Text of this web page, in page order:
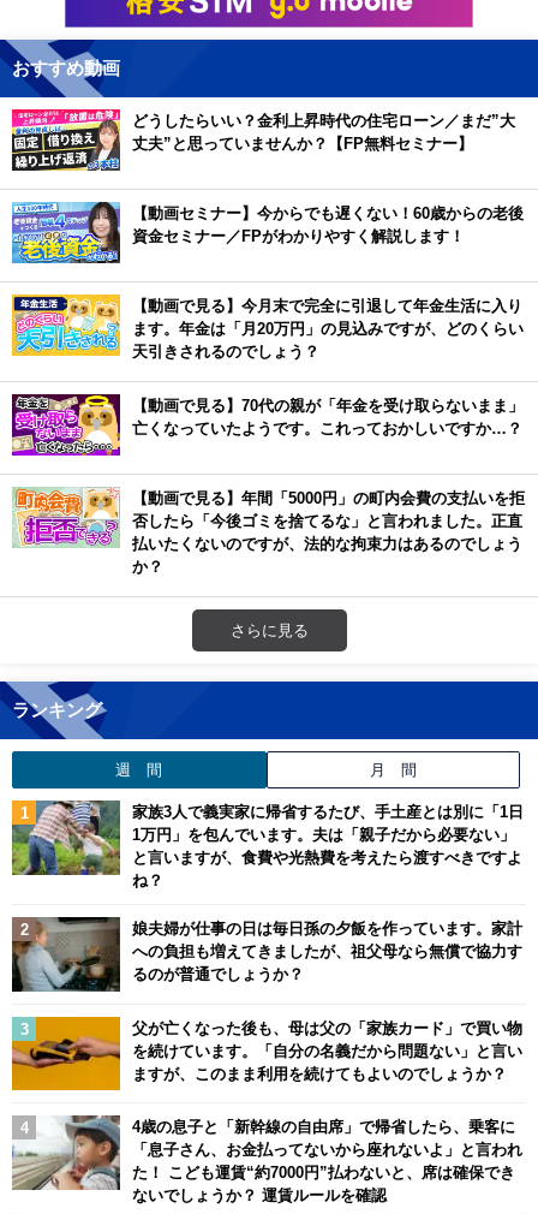
おすすめ動画
どうしたらいい？金利上昇時代の住宅ローン／まだ”大
丈夫”と思っていませんか？【FP無料セミナー】
【動画セミナー】今からでも遅くない！60歳からの老後
資金セミナー／FPがわかりやすく解説します！
【動画で見る】今月末で完全に引退して年金生活に入り
ます。年金は「月20万円」の見込みですが、どのくらい
天引きされるのでしょう？
【動画で見る】70代の親が「年金を受け取らないまま」
亡くなっていたようです。これっておかしいですか…？
【動画で見る】年間「5000円」の町内会費の支払いを拒
否したら「今後ゴミを捨てるな」と言われました。正直
払いたくないのですが、法的な拘束力はあるのでしょう
か？
さらに見る
ランキング
週 間 月 間
家族3人で義実家に帰省するたび、手土産とは別に「1日
1万円」を包んでいます。夫は「親子だから必要ない」
と言いますが、食費や光熱費を考えたら渡すべきですよ
ね？
娘夫婦が仕事の日は毎日孫の夕飯を作っています。家計
への負担も増えてきましたが、祖父母なら無償で協力す
るのが普通でしょうか？
父が亡くなった後も、母は父の「家族カード」で買い物
を続けています。「自分の名義だから問題ない」と言い
ますが、このまま利用を続けてもよいのでしょうか？
4歳の息子と「新幹線の自由席」で帰省したら、乗客に
「息子さん、お金払ってないから座れないよ」と言われ
た！ こども運賃“約7000円”払わないと、席は確保でき
ないでしょうか？ 運賃ルールを確認